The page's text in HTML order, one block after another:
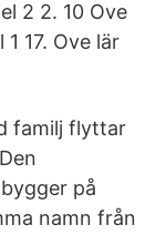
2 2. 10 Ove
17. Ove lär
familj flyttar
på
namn från